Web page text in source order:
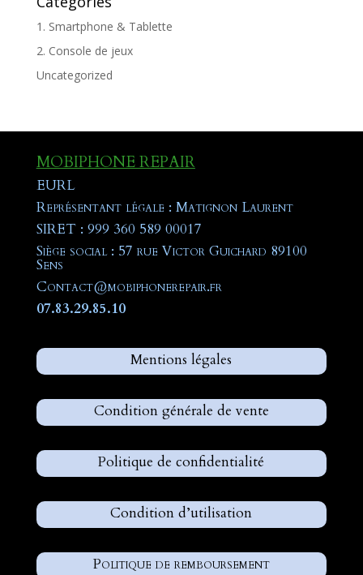
1. Smartphone & Tablette
2. Console de jeux
Uncategorized
MOBIPHONE REPAIR
EURL
Représentant légale : Matignon Laurent
SIRET : 999 360 589 00017
Siège social : 57 rue Victor Guichard 89100
Sens
Contact@mobiphonerepair.fr
07.83.29.85.10
Mentions légales
Condition générale de vente
Politique de confidentialité
Condition d’utilisation
Politique de remboursement